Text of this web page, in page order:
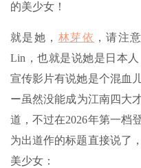
的美少女！
就是她， 林芽依 ，请注
Lin，也就是说她是日本
宣传影片有说她是个混血
ー虽然没能成为江南四大
道，不过在2026年第一档
为出道作的标题直接说了
美少女：